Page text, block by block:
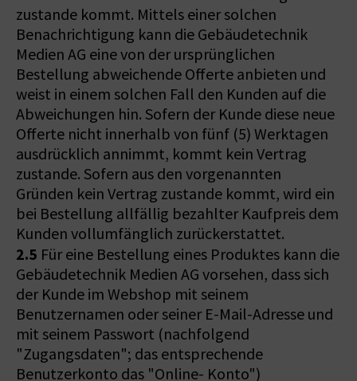
zustande kommt. Mittels einer solchen
Benachrichtigung kann die Gebäudetechnik
Medien AG eine von der ursprünglichen
Bestellung abweichende Offerte anbieten und
weist in einem solchen Fall den Kunden auf die
Abweichungen hin. Sofern der Kunde diese neue
Offerte nicht innerhalb von fünf (5) Werktagen
ausdrücklich annimmt, kommt kein Vertrag
zustande. Sofern aus den vorgenannten
Gründen kein Vertrag zustande kommt, wird ein
bei Bestellung allfällig bezahlter Kaufpreis dem
Kunden vollumfänglich zurückerstattet.
2.5 Für eine Bestellung eines Produktes kann die
Gebäudetechnik Medien AG vorsehen, dass sich
der Kunde im Webshop mit seinem
Benutzernamen oder seiner E-Mail-Adresse und
mit seinem Passwort (nachfolgend
"Zugangsdaten"; das entsprechende
Benutzerkonto das "Online- Konto")